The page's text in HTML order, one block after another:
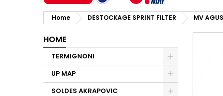
Home DESTOCKAGE SPRINT FILTER MV
HOME
TERMIGNONI
UP MAP
SOLDES AKRAPOVIC